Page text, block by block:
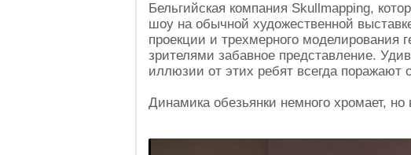
Бельгийская компания Skullmapping,
шоу на обычной художественной
проекции и трехмерного моделирования
зрителями забавное представление.
иллюзии от этих ребят всегда поражают
Динамика обезьянки немного хромает,